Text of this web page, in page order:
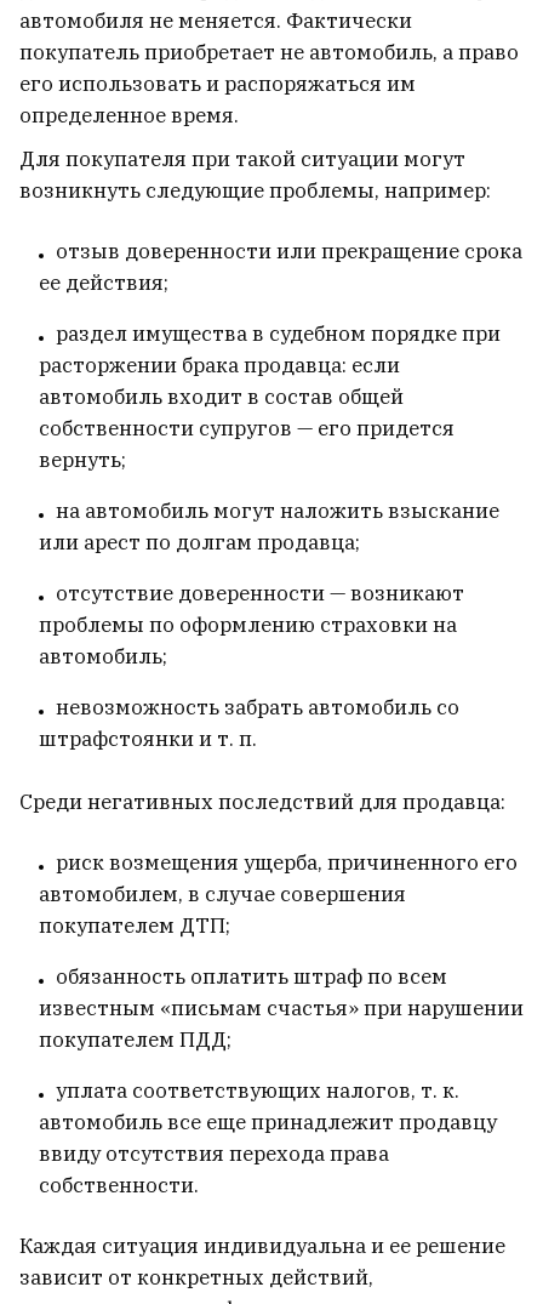
автомобиля не меняется. Фактически
покупатель приобретает не автомобиль, а право
его использовать и распоряжаться им
определенное время.
Для покупателя при такой ситуации могут
возникнуть следующие проблемы, например:
отзыв доверенности или прекращение срока
ее действия;
раздел имущества в судебном порядке при
расторжении брака продавца: если
автомобиль входит в состав общей
собственности супругов — его придется
вернуть;
на автомобиль могут наложить взыскание
или арест по долгам продавца;
отсутствие доверенности — возникают
проблемы по оформлению страховки на
автомобиль;
невозможность забрать автомобиль со
штрафстоянки и т. п.
Среди негативных последствий для продавца:
риск возмещения ущерба, причиненного его
автомобилем, в случае совершения
покупателем ДТП;
обязанность оплатить штраф по всем
известным «письмам счастья» при нарушении
покупателем ПДД;
уплата соответствующих налогов, т. к.
автомобиль все еще принадлежит продавцу
ввиду отсутствия перехода права
собственности.
Каждая ситуация индивидуальна и ее решение
зависит от конкретных действий,